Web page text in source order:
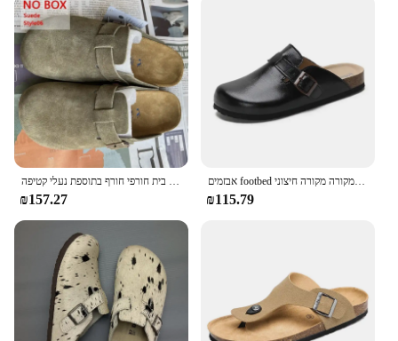
סנדלים רך הקיץ נשים וגברים אופנה כל-התאמה ללבוש נעלי בית חורפי חורף בתוספת נעלי קטיפה
₪157.27
אבזמים footbed עבור נשים גברים פרדות עור נוחות נעלי תפוחי אדמה עם קשת תמיכה מקורה מקורה חיצוני
₪115.79